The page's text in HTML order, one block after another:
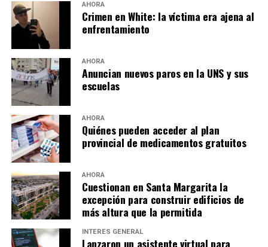
AHORA
Crimen en White: la víctima era ajena al
enfrentamiento
AHORA
Anuncian nuevos paros en la UNS y sus
escuelas
AHORA
Quiénes pueden acceder al plan
provincial de medicamentos gratuitos
AHORA
Cuestionan en Santa Margarita la
excepción para construir edificios de
más altura que la permitida
INTERÉS GENERAL
Lanzaron un asistente virtual para